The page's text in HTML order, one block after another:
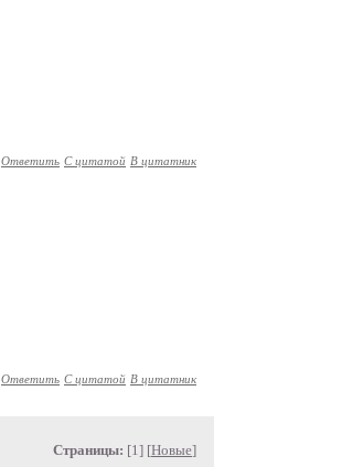
Ответить С цитатой В цитатник
Ответить С цитатой В цитатник
Страницы: [1] [Новые]